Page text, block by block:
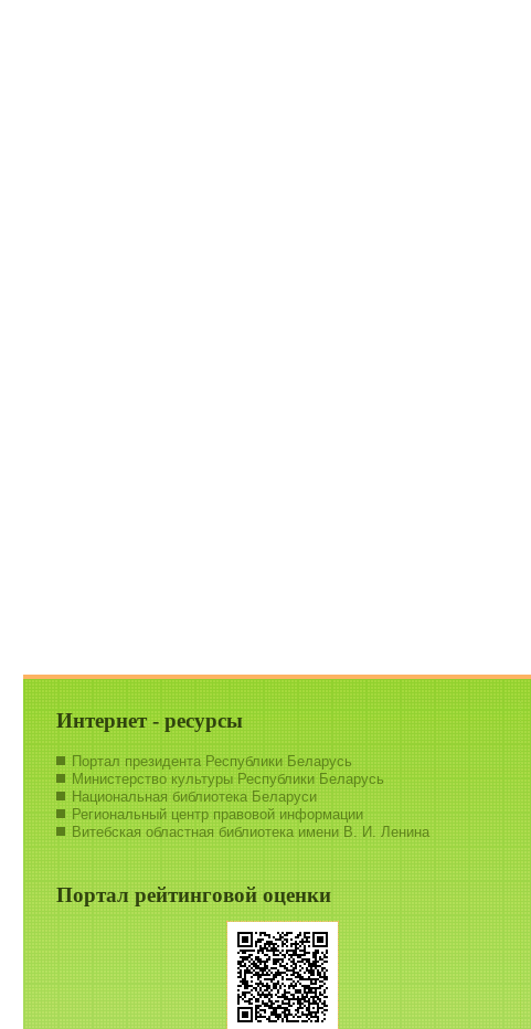
Интернет - ресурсы
Портал президента Республики Беларусь
Министерство культуры Республики Беларусь
Национальная библиотека Беларуси
Региональный центр правовой информации
Витебская областная библиотека имени В. И. Ленина
Портал рейтинговой оценки